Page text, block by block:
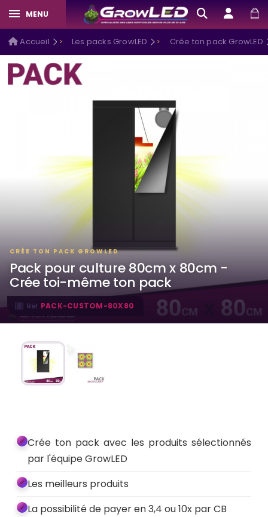
MENU
Accueil Les packs GrowLED Crée ton pack GrowLED
CRÉE TON PACK GROWLED
Pack pour culture 80cm x 80cm -
Crée toi-même ton pack
Réf. PACK-CUSTOM-80X80
Crée ton pack avec les produits sélectionnés
par l'équipe GrowLED
Les meilleurs produits
La possibilité de payer en 3,4 ou 10x par CB